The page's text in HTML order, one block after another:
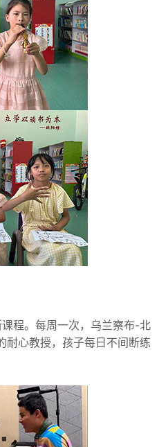
程。每周一次，乌兰察布-北
耐心教授，孩子每日不间断练